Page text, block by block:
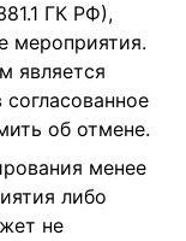
ГК РФ),
мероприятия.
является
об отмене.
менее
либо
не